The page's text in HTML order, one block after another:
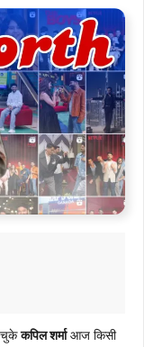
चुकेकपिल शर्माआज किसी